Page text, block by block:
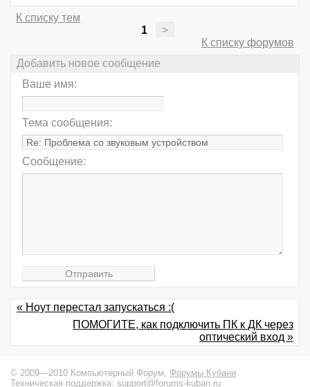
К списку тем
1
>
К списку форумов
Добавить новое сообщение
Ваше имя:
Тема сообщения:
Сообщение:
« Ноут перестал запускаться :(
ПОМОГИТЕ, как подключить ПК к ДК через
оптический вход »
© 2009—2010 Компьютерный Форум, Форумы Кубани
Техническая поддержка: support@forums-kuban.ru